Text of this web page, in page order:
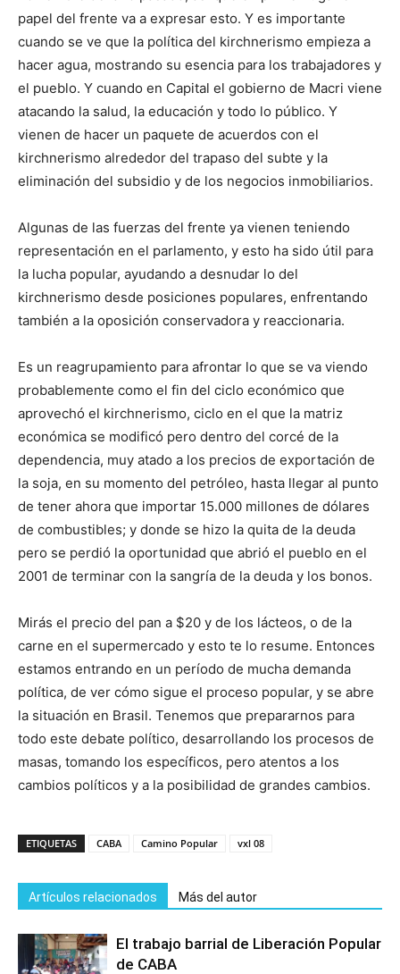
papel del frente va a expresar esto. Y es importante
cuando se ve que la política del kirchnerismo empieza a
hacer agua, mostrando su esencia para los trabajadores y
el pueblo. Y cuando en Capital el gobierno de Macri viene
atacando la salud, la educación y todo lo público. Y
vienen de hacer un paquete de acuerdos con el
kirchnerismo alrededor del trapaso del subte y la
eliminación del subsidio y de los negocios inmobiliarios.
Algunas de las fuerzas del frente ya vienen teniendo
representación en el parlamento, y esto ha sido útil para
la lucha popular, ayudando a desnudar lo del
kirchnerismo desde posiciones populares, enfrentando
también a la oposición conservadora y reaccionaria.
Es un reagrupamiento para afrontar lo que se va viendo
probablemente como el fin del ciclo económico que
aprovechó el kirchnerismo, ciclo en el que la matriz
económica se modificó pero dentro del corcé de la
dependencia, muy atado a los precios de exportación de
la soja, en su momento del petróleo, hasta llegar al punto
de tener ahora que importar 15.000 millones de dólares
de combustibles; y donde se hizo la quita de la deuda
pero se perdió la oportunidad que abrió el pueblo en el
2001 de terminar con la sangría de la deuda y los bonos.
Mirás el precio del pan a $20 y de los lácteos, o de la
carne en el supermercado y esto te lo resume. Entonces
estamos entrando en un período de mucha demanda
política, de ver cómo sigue el proceso popular, y se abre
la situación en Brasil. Tenemos que prepararnos para
todo este debate político, desarrollando los procesos de
masas, tomando los específicos, pero atentos a los
cambios políticos y a la posibilidad de grandes cambios.
ETIQUETAS CABA Camino Popular vxl 08
Artículos relacionados Más del autor
El trabajo barrial de Liberación Popular
de CABA